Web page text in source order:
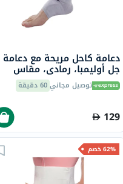
دعامة كاحل مريحة مع دعامة
جل أوليمبا، رمادي، مقاس
صغير، OFS-911توصيل مجاني60 دقيقة
129
62% خصم